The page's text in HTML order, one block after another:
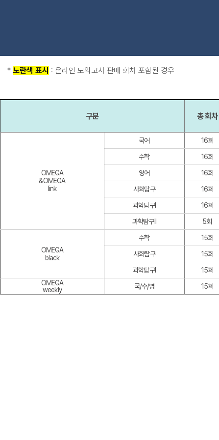
* 노란색 표시 : 온라인 모의고사 판매 회차 포함된 경우
구분 총 회차
OMEGA
&OMEGA
link
국어 16회
수학 16회
영어 16회
사회탐구 16회
과학탐구I 16회
과학탐구II 5회
OMEGA
black
수학 15회
사회탐구 15회
과학탐구I
15회
OMEGA
weekly
국/수/영 15회
5회차
5회차
- 5회차
- 5회차
5회차
-
4회차
3회차 4회차
4회차
14회차 -
6회차
6회차
6회차
6회차
6회차
1회차
5회차
5회차
5회차
-